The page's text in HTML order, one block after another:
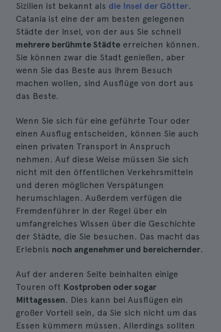
Sizilien ist bekannt als die Insel der Götter.
Catania ist eine der am besten gelegenen
Städte der Insel, von der aus Sie schnell
mehrere berühmte Städte erreichen können.
Sie können zwar die Stadt genießen, aber
wenn Sie das Beste aus Ihrem Besuch
machen wollen, sind Ausflüge von dort aus
das Beste.
Wenn Sie sich für eine geführte Tour oder
einen Ausflug entscheiden, können Sie auch
einen privaten Transport in Anspruch
nehmen. Auf diese Weise müssen Sie sich
nicht mit den öffentlichen Verkehrsmitteln
und deren möglichen Verspätungen
herumschlagen. Außerdem verfügen die
Fremdenführer in der Regel über ein
umfangreiches Wissen über die Geschichte
der Städte, die Sie besuchen. Das macht das
Erlebnis noch angenehmer und bereichernder.
Auf der anderen Seite beinhalten einige
Touren oft Kostproben oder sogar
Mittagessen. Dies kann bei Ausflügen ein
großer Vorteil sein, da Sie sich nicht um das
Essen kümmern müssen. Allerdings sollten